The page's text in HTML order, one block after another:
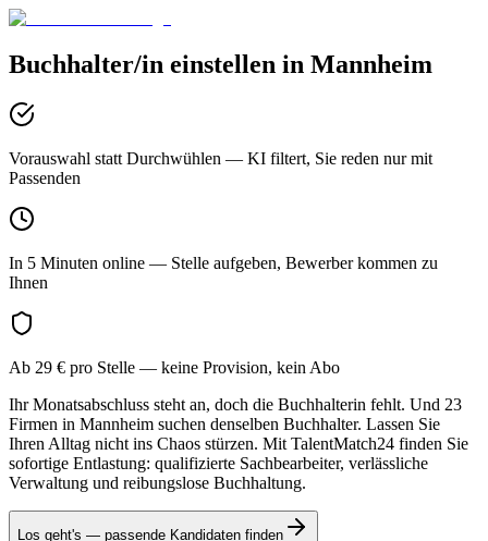
Buchhalter/in einstellen in Mannheim
Vorauswahl statt Durchwühlen — KI filtert, Sie reden nur mit
Passenden
In 5 Minuten online — Stelle aufgeben, Bewerber kommen zu
Ihnen
Ab 29 € pro Stelle — keine Provision, kein Abo
Ihr Monatsabschluss steht an, doch die Buchhalterin fehlt. Und 23
Firmen in Mannheim suchen denselben Buchhalter. Lassen Sie
Ihren Alltag nicht ins Chaos stürzen. Mit TalentMatch24 finden Sie
sofortige Entlastung: qualifizierte Sachbearbeiter, verlässliche
Verwaltung und reibungslose Buchhaltung.
Los geht's — passende Kandidaten finden